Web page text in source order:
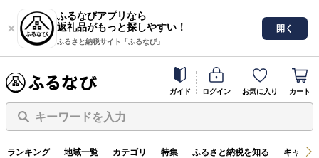
ふるなびアプリなら
返礼品がもっと探しやすい！
ふるさと納税サイト「ふるなび」
開く
ガイド ログイン お気に入り カート
キーワードを入力
ランキング 地域一覧 カテゴリ 特集 ふるさと納税を知る キャン